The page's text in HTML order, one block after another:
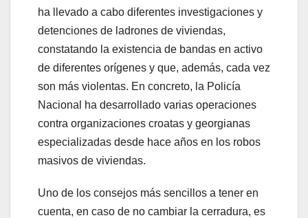
ha llevado a cabo diferentes investigaciones y
detenciones de ladrones de viviendas,
constatando la existencia de bandas en activo
de diferentes orígenes y que, además, cada vez
son más violentas. En concreto, la Policía
Nacional ha desarrollado varias operaciones
contra organizaciones croatas y georgianas
especializadas desde hace años en los robos
masivos de viviendas.
Uno de los consejos más sencillos a tener en
cuenta, en caso de no cambiar la cerradura, es